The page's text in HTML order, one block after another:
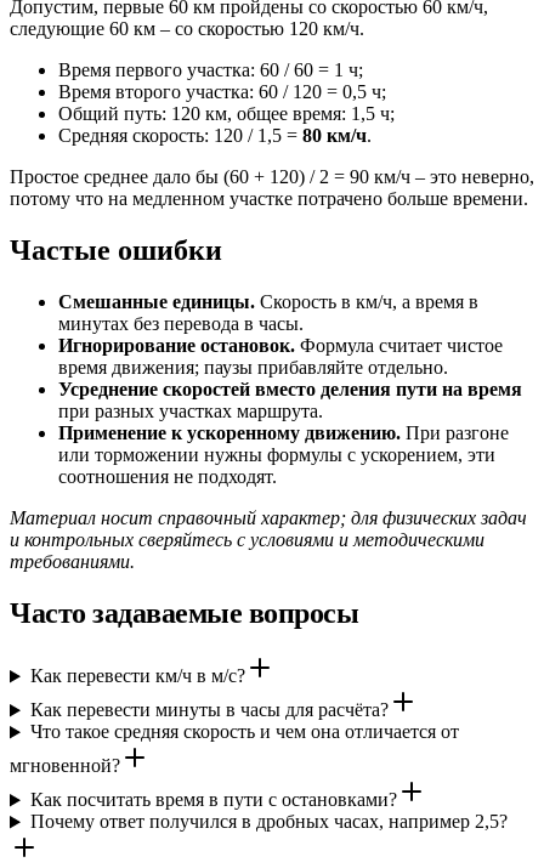
Допустим, первые 60 км пройдены со скоростью 60 км/ч,
следующие 60 км – со скоростью 120 км/ч.
Время первого участка: 60 / 60 = 1 ч;
Время второго участка: 60 / 120 = 0,5 ч;
Общий путь: 120 км, общее время: 1,5 ч;
Средняя скорость: 120 / 1,5 = 80 км/ч.
Простое среднее дало бы (60 + 120) / 2 = 90 км/ч – это неверно,
потому что на медленном участке потрачено больше времени.
Частые ошибки
Смешанные единицы. Скорость в км/ч, а время в
минутах без перевода в часы.
Игнорирование остановок. Формула считает чистое
время движения; паузы прибавляйте отдельно.
Усреднение скоростей вместо деления пути на время
при разных участках маршрута.
Применение к ускоренному движению. При разгоне
или торможении нужны формулы с ускорением, эти
соотношения не подходят.
Материал носит справочный характер; для физических задач
и контрольных сверяйтесь с условиями и методическими
требованиями.
Часто задаваемые вопросы
Как перевести км/ч в м/с?
Как перевести минуты в часы для расчёта?
Что такое средняя скорость и чем она отличается от
мгновенной?
Как посчитать время в пути с остановками?
Почему ответ получился в дробных часах, например 2,5?